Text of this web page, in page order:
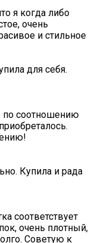
я когда либо
очень
и стильное
для себя.
по соотношению
Купила и рада
соответствует
очень плотный,
Советую к